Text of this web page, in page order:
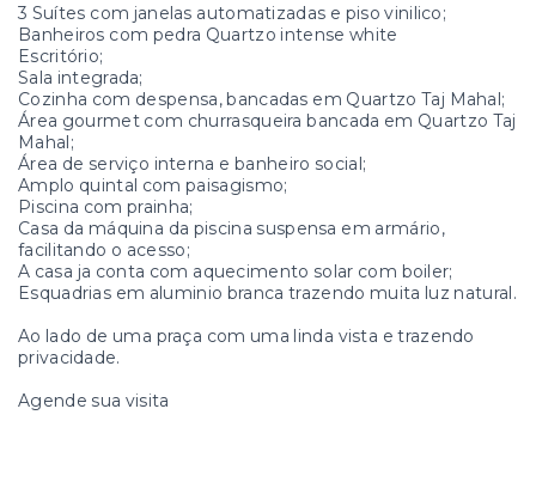
3 Suítes com janelas automatizadas e piso vinilico;
Banheiros com pedra Quartzo intense white
Escritório;
Sala integrada;
Cozinha com despensa, bancadas em Quartzo Taj Mahal;
Área gourmet com churrasqueira bancada em Quartzo Taj
Mahal;
Área de serviço interna e banheiro social;
Amplo quintal com paisagismo;
Piscina com prainha;
Casa da máquina da piscina suspensa em armário,
facilitando o acesso;
A casa ja conta com aquecimento solar com boiler;
Esquadrias em aluminio branca trazendo muita luz natural.
Ao lado de uma praça com uma linda vista e trazendo
privacidade.
Agende sua visita